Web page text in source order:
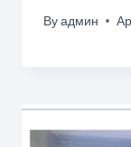
By админ